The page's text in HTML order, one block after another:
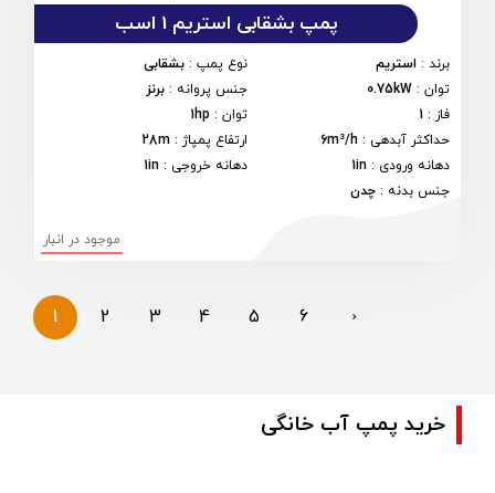
پمپ بشقابی استریم 1 اسب
برند : استریم نوع پمپ: بشقابی
توان :
0.75kW جنس پروانه : برنز
فاز :
1 توان:
1hp
حداکثر آبدهی :
6m³/h ارتفاع پمپاژ :
28m
دهانه ورودی :
1in دهانه خروجی :
1in
جنس بدنه : چدن
موجود در انبار
1 2 3 4 5 6 ›
خرید پمپ آب خانگی